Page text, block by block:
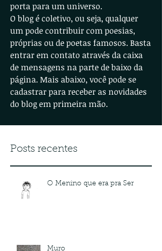
porta para um universo.
O blog é coletivo, ou seja, qualquer
um pode contribuir com poesias,
próprias ou de poetas famosos. Basta
entrar em contato através da caixa
de mensagens na parte de baixo da
página. Mais abaixo, você pode se
cadastrar para receber as novidades
do blog em primeira mão.
Posts recentes
O Menino que era pra Ser
Muro